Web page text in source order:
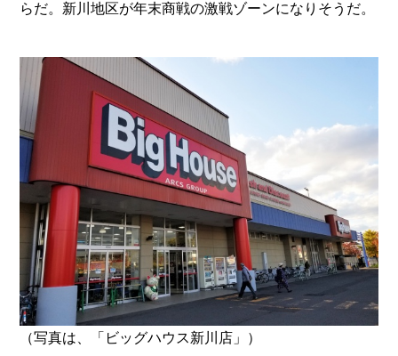
らだ。新川地区が年末商戦の激戦ゾーンになりそうだ。
（写真は、「ビッグハウス新川店」）